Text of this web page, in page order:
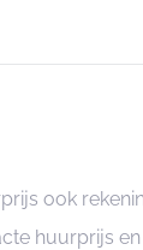
ook
huurprijs